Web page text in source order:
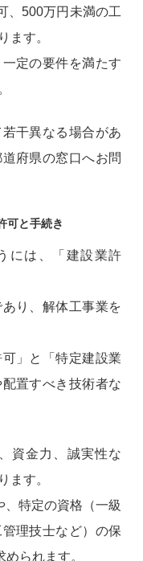
、500万円未満の工
ます。
定の要件を満たす
干異なる場合があ
府県の窓口へお問
可と手続き
には、「建設業許
り、解体工事業を
」と「特定建設業
置すべき技術者な
資金力、誠実性な
ます。
特定の資格（一級
理技士など）の保
られます。